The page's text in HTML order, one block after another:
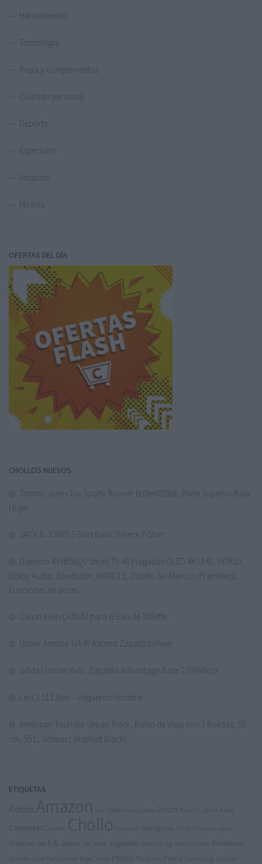
Herramientas
Tecnología
Ropa y complementos
Cuidado personal
Deporte
Especiales
Amazon
Miravia
OFERTAS DEL DÍA
CHOLLOS NUEVOS
Tommy Jeans Tjw Sporty Runner En0en02991, Parte Superior Baja
Mujer
JACK & JONES T-Shirt Basic V-Neck T-Shirt
Daewoo 43VB56QV Smart TV 43 Pulgadas QLED 4K UHD, HDR10,
Dolby Audio, Bluetooth, HDMI 2.1, Diseño Sin Marcos (Frameless),
Funciones de acces…
Calvin Klein CKIN2U para él Eau de Toilette
Under Armour UA W Ascend ZapatillasMujer
adidas Unisex Kids’ Zapatilla Advantage Base 2.0 (Niños)
Levi’S 511 Slim – Vaqueros Hombre
American Tourister Urban Track, Bolsa de Viaje con 2 Ruedas, 55
cm, 55 L, Schwarz (Asphalt Black)
ETIQUETAS
AdidasAmazon Auriculares Bosch Braun
Camisetas Cecotec Chollo Detergentes
Hisense Jack & Jones Juguetes Lg Monitores
Pantalones Philips Puma Samsung Satisfyer